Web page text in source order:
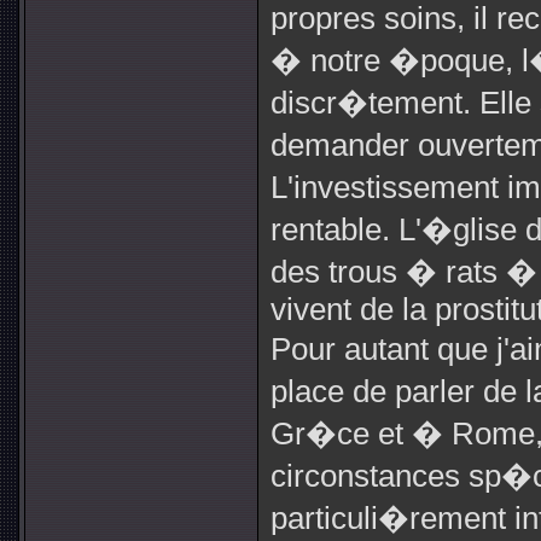
propres soins, il
� notre �poque,
discr�tement. Elle
demander
L'investissement
rentable. L'�glise
des trous � rats �
vivent de la
Pour autant que
place de parler de
Gr�ce et �
circonstances
particuli�rement